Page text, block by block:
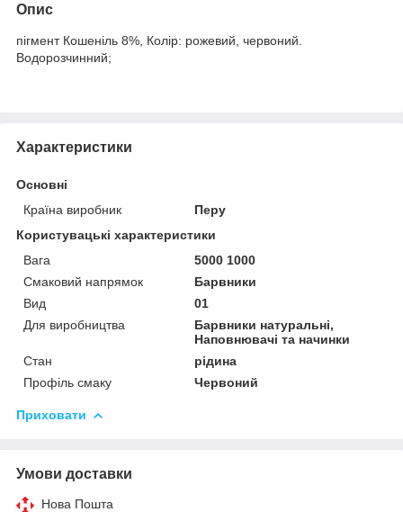
Опис
пігмент Кошеніль 8%, Колір: рожевий, червоний.
Водорозчинний;
Характеристики
Основні
Країна виробник
Перу
Користувацькі характеристики
Вага
5000 1000
Смаковий напрямок
Барвники
Вид
01
Для виробництва
Барвники натуральні,
Наповнювачі та начинки
Стан
рідина
Профіль смаку
Червоний
Приховати
Умови доставки
Нова Пошта